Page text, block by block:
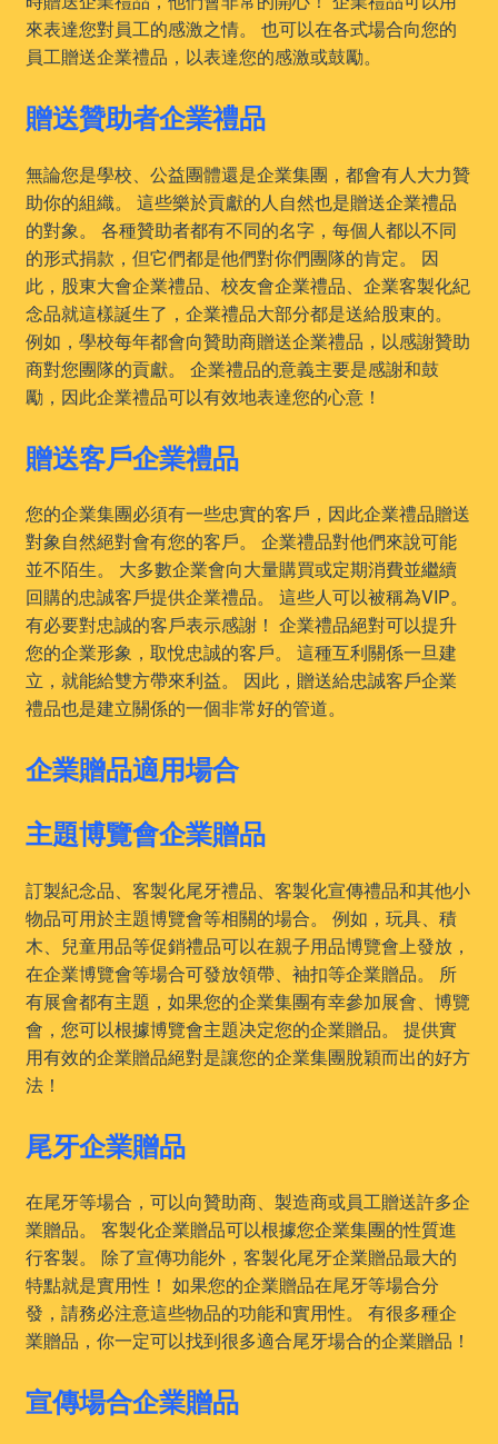
來表達您對員工的感激之情。 也可以在各式場合向您的
員工贈送企業禮品，以表達您的感激或鼓勵。
贈送贊助者企業禮品
無論您是學校、公益團體還是企業集團，都會有人大力贊
助你的組織。 這些樂於貢獻的人自然也是贈送企業禮品
的對象。 各種贊助者都有不同的名字，每個人都以不同
的形式捐款，但它們都是他們對你們團隊的肯定。 因
此，股東大會企業禮品、校友會企業禮品、企業客製化紀
念品就這樣誕生了，企業禮品大部分都是送給股東的。
例如，學校每年都會向贊助商贈送企業禮品，以感謝贊助
商對您團隊的貢獻。 企業禮品的意義主要是感謝和鼓
勵，因此企業禮品可以有效地表達您的心意！
贈送客戶企業禮品
您的企業集團必須有一些忠實的客戶，因此企業禮品贈送
對象自然絕對會有您的客戶。 企業禮品對他們來說可能
並不陌生。 大多數企業會向大量購買或定期消費並繼續
回購的忠誠客戶提供企業禮品。 這些人可以被稱為VIP。
有必要對忠誠的客戶表示感謝！ 企業禮品絕對可以提升
您的企業形象，取悅忠誠的客戶。 這種互利關係一旦建
立，就能給雙方帶來利益。 因此，贈送給忠誠客戶企業
禮品也是建立關係的一個非常好的管道。
企業贈品適用場合
主題博覽會企業贈品
訂製紀念品、客製化尾牙禮品、客製化宣傳禮品和其他小
物品可用於主題博覽會等相關的場合。 例如，玩具、積
木、兒童用品等促銷禮品可以在親子用品博覽會上發放，
在企業博覽會等場合可發放領帶、袖扣等企業贈品。 所
有展會都有主題，如果您的企業集團有幸參加展會、博覽
會，您可以根據博覽會主題决定您的企業贈品。 提供實
用有效的企業贈品絕對是讓您的企業集團脫穎而出的好方
法！
尾牙企業贈品
在尾牙等場合，可以向贊助商、製造商或員工贈送許多企
業贈品。 客製化企業贈品可以根據您企業集團的性質進
行客製。 除了宣傳功能外，客製化尾牙企業贈品最大的
特點就是實用性！ 如果您的企業贈品在尾牙等場合分
發，請務必注意這些物品的功能和實用性。 有很多種企
業贈品，你一定可以找到很多適合尾牙場合的企業贈品！
宣傳場合企業贈品